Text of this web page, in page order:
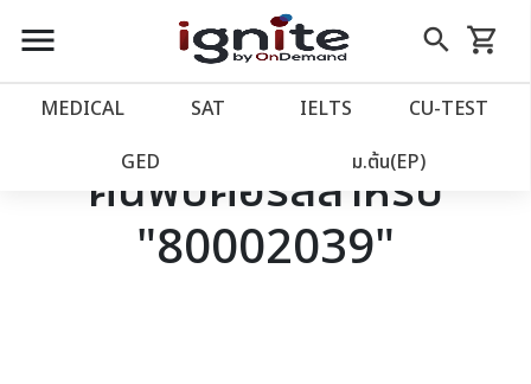
close
account_balance หน้าแรก
เว็บไซต์อิกไนท์
โปรโมชั่น
menu search
Skip
to
shopping_cart
รถเข็น
MEDICAL SAT IELTS CU‑TEST
GED ม.ต้น(EP)
ค้นพบคอร์สสำหรับ
"80002039"